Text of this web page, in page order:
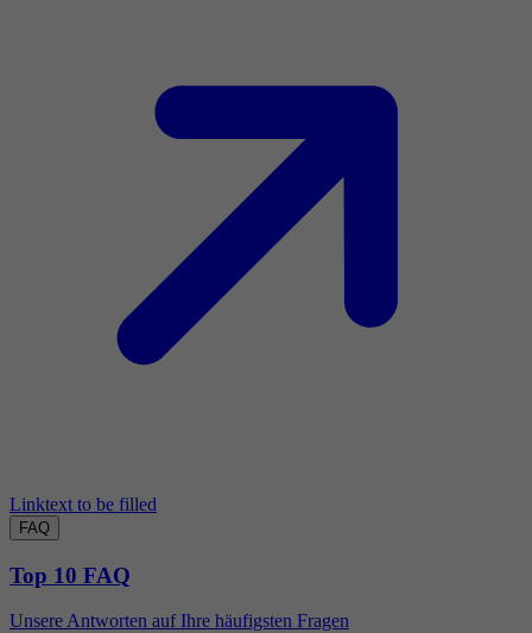
Linktext to be filled
FAQ
Top 10 FAQ
Unsere Antworten auf Ihre häufigsten Fragen